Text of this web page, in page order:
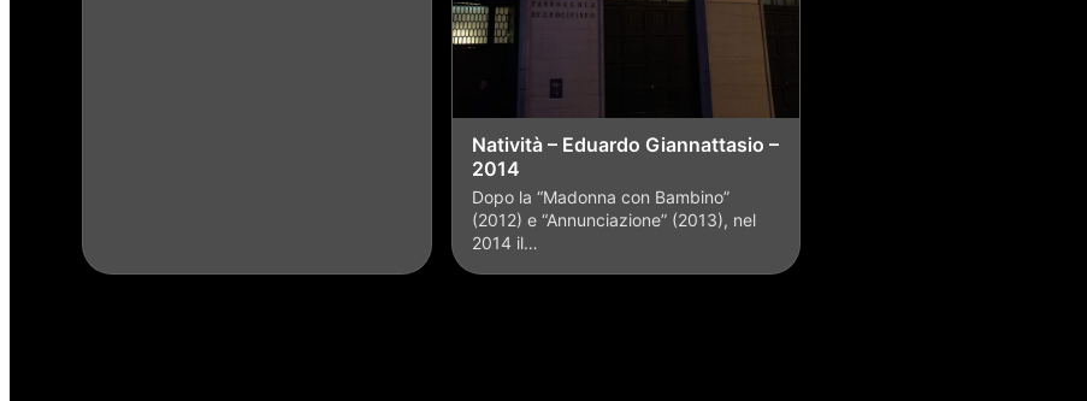
Natività – Eduardo Giannattasio –
2014
Dopo la “Madonna con Bambino”
(2012) e “Annunciazione” (2013), nel
2014 il…